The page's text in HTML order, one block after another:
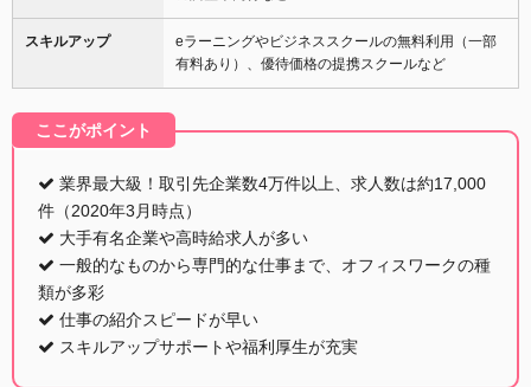
スキルアップ
eラーニングやビジネススクールの無料利用（一部
有料あり）、優待価格の提携スクールなど
ここがポイント
業界最大級！取引先企業数4万件以上、求人数は約17,000
件（2020年3月時点）
大手有名企業や高時給求人が多い
一般的なものから専門的な仕事まで、オフィスワークの種
類が多彩
仕事の紹介スピードが早い
スキルアップサポートや福利厚生が充実